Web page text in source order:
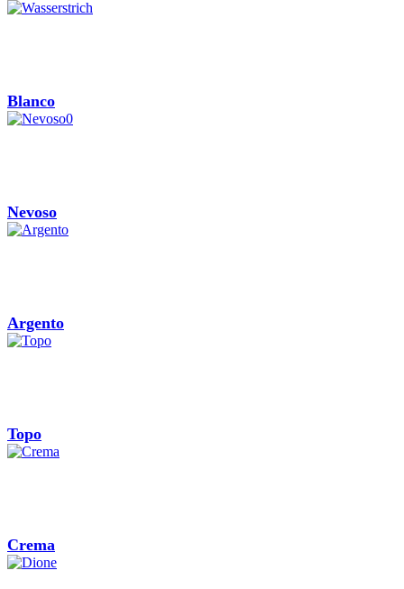
Blanco
Nevoso
Argento
Topo
Crema